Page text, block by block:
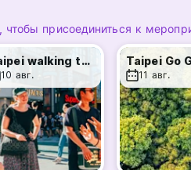
розетки, USB-розетки и
шампунь
и сушильные машины)
багажа
и холодная вода)
номера, общие номера
чтобы присоединиться к
Taipei walking tour_Taipei Old Town
10 авг.
Taipei Go
11 авг.